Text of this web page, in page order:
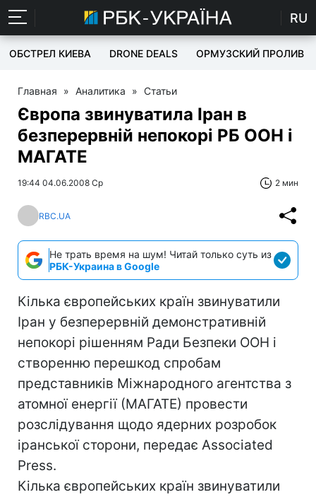
RU
ОБСТРЕЛ КИЕВА DRONE DEALS ОРМУЗСКИЙ ПРОЛИВ
Главная » Аналитика » Статьи
Європа звинуватила Іран в
безперервній непокорі РБ ООН і
МАГАТЕ
19:44 04.06.2008 Ср 2 мин
RBC.UA
Не трать время на шум! Читай только суть из
РБК-Украина в Google
Кілька європейських країн звинуватили
Іран у безперервній демонстративній
непокорі рішенням Ради Безпеки ООН і
створенню перешкод спробам
представників Міжнародного агентства з
атомної енергії (МАГАТЕ) провести
розслідування щодо ядерних розробок
іранської сторони, передає Associated
Press.
Кілька європейських країн звинуватили